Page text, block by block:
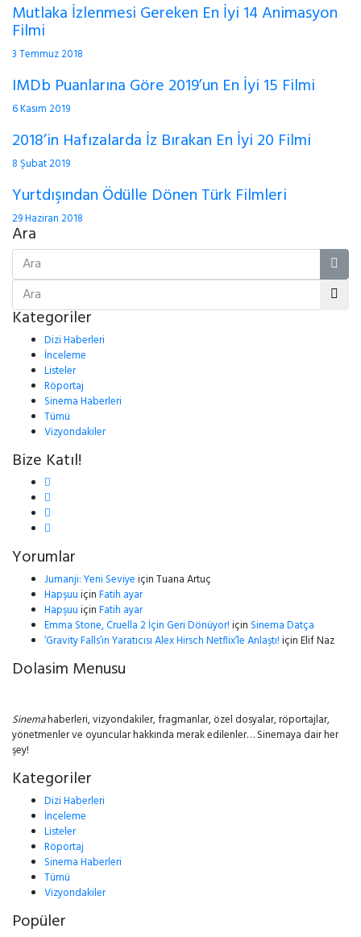
Mutlaka İzlenmesi Gereken En İyi 14 Animasyon
Filmi
3 Temmuz 2018
IMDb Puanlarına Göre 2019’un En İyi 15 Filmi
6 Kasım 2019
2018’in Hafızalarda İz Bırakan En İyi 20 Filmi
8 Şubat 2019
Yurtdışından Ödülle Dönen Türk Filmleri
29 Haziran 2018
Ara
Kategoriler
Dizi Haberleri
İnceleme
Listeler
Röportaj
Sinema Haberleri
Tümü
Vizyondakiler
Bize Katıl!
Yorumlar
Jumanji: Yeni SeviyeiçinTuana Artuç
HapşuuiçinFatih ayar
HapşuuiçinFatih ayar
Emma Stone, Cruella 2 İçin Geri Dönüyor!için Sinema Datça
‘Gravity Falls’ın Yaratıcısı Alex Hirsch Netflix’le Anlaştı!içinElif Naz
Dolasim Menusu
Sinemahaberleri, vizyondakiler, fragmanlar, özel dosyalar, röportajlar,
yönetmenler ve oyuncular hakkında merak edilenler… Sinemaya dair her
şey!
Kategoriler
Dizi Haberleri
İnceleme
Listeler
Röportaj
Sinema Haberleri
Tümü
Vizyondakiler
Popüler